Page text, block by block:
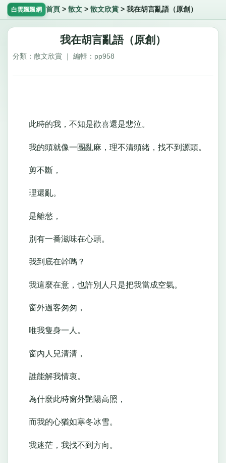
白雲飄飄網 首頁 > 散文> 散文欣賞> 我在胡言亂語（原創）
我在胡言亂語（原創）
分類：散文欣賞 ｜ 編輯：pp958
此時的我，不知是歡喜還是悲泣。
我的頭就像一團亂麻，理不清頭緒，找不到源頭。
剪不斷，
理還亂。
是離愁，
別有一番滋味在心頭。
我到底在幹嗎？
我這麼在意，也許別人只是把我當成空氣。
窗外過客匆匆，
唯我隻身一人。
窗內人兒清清，
誰能解我情衷。
為什麼此時窗外艷陽高照，
而我的心猶如寒冬冰雪。
我迷茫，我找不到方向。